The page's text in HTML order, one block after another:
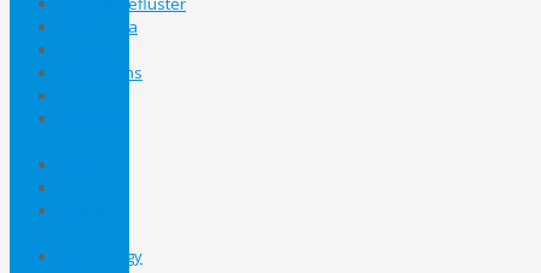
Landesliga
Nachwuchs
Technology